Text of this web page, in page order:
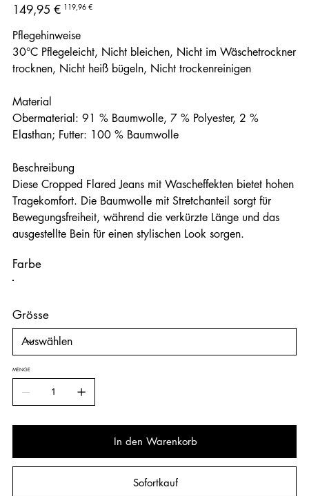
57000
Ursprünglicher
Preis
149,95 € Angebotspreis
119,96 €
Pflegehinweise
30°C Pflegeleicht, Nicht bleichen, Nicht im Wäschetrockner
trocknen, Nicht heiß bügeln, Nicht trockenreinigen
Material
Obermaterial: 91 % Baumwolle, 7 % Polyester, 2 %
Elasthan; Futter: 100 % Baumwolle
Beschreibung
Diese Cropped Flared Jeans mit Wascheffekten bietet hohen
Tragekomfort. Die Baumwolle mit Stretchanteil sorgt für
Bewegungsfreiheit, während die verkürzte Länge und das
ausgestellte Bein für einen stylischen Look sorgen.
Farbe
Grösse
MENGE
In den Warenkorb
Sofortkauf